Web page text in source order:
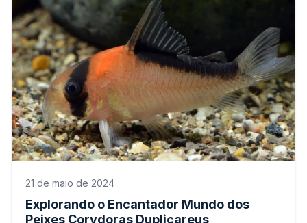
21 de maio de 2024
Explorando o Encantador Mundo dos
Peixes Corydoras Duplicareus